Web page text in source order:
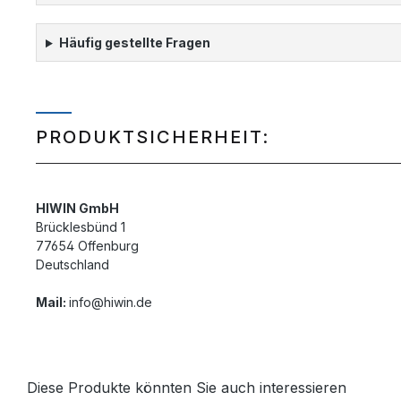
Häufig gestellte Fragen
PRODUKTSICHERHEIT:
HIWIN GmbH
Brücklesbünd 1
77654 Offenburg
Deutschland
Mail: info@hiwin.de
Diese Produkte könnten Sie auch interessieren